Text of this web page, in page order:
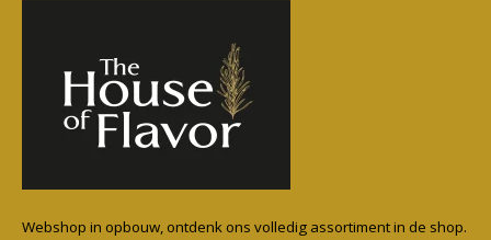
Webshop in opbouw, ontdenk ons volledig assortiment in de shop.